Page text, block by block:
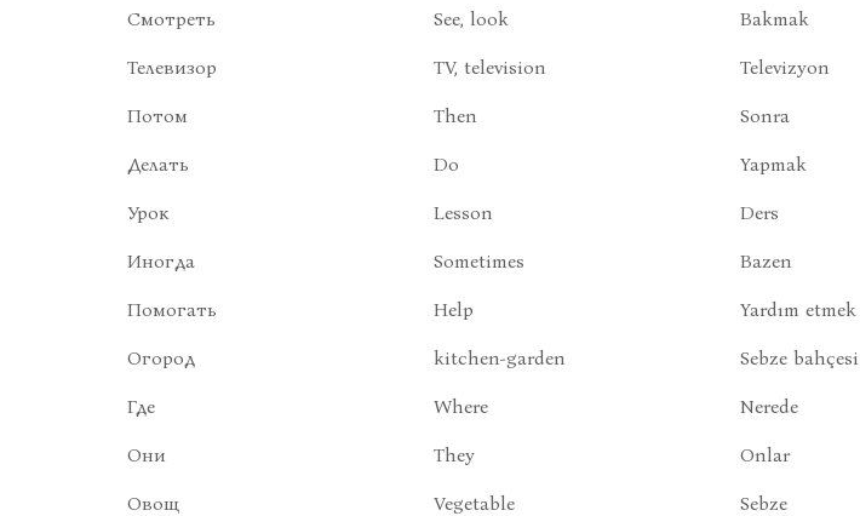
Смотреть See, look Bakmak
Телевизор TV, television Televizyon
Потом Then Sonra
Делать Do Yapmak
Урок Lesson Ders
Иногда Sometimes Bazen
Помогать Help Yardım etmek
Огород kitchen-garden Sebze bahçesi
Где Where Nerede
Они They Onlar
Овощ Vegetable Sebze